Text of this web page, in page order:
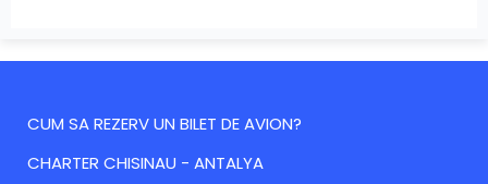
CUM SA REZERV UN BILET DE AVION?
CHARTER CHISINAU - ANTALYA